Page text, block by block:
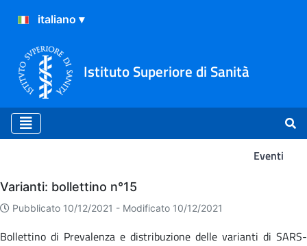
Istituto Superiore di Sanità
Eventi
Eventi
Varianti: bollettino n°15
Pubblicato 10/12/2021 - Modificato 10/12/2021
Bollettino di Prevalenza e distribuzione delle varianti di SARS-